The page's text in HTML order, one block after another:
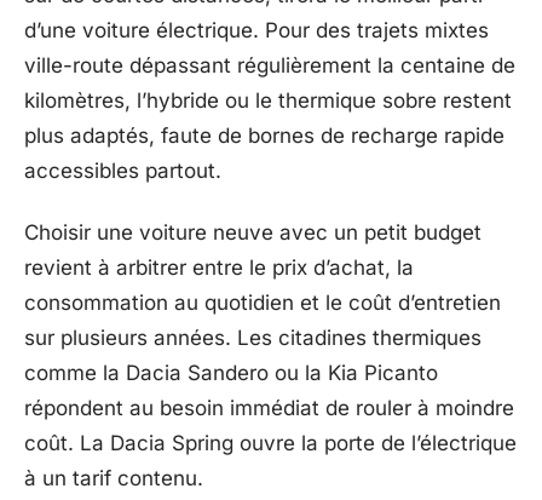
d’une voiture électrique. Pour des trajets mixtes
ville-route dépassant régulièrement la centaine de
kilomètres, l’hybride ou le thermique sobre restent
plus adaptés, faute de bornes de recharge rapide
accessibles partout.
Choisir une voiture neuve avec un petit budget
revient à arbitrer entre le prix d’achat, la
consommation au quotidien et le coût d’entretien
sur plusieurs années. Les citadines thermiques
comme la Dacia Sandero ou la Kia Picanto
répondent au besoin immédiat de rouler à moindre
coût. La Dacia Spring ouvre la porte de l’électrique
à un tarif contenu.